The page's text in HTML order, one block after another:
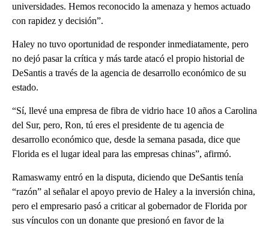
universidades. Hemos reconocido la amenaza y hemos actuado
con rapidez y decisión”.
Haley no tuvo oportunidad de responder inmediatamente, pero
no dejó pasar la crítica y más tarde atacó el propio historial de
DeSantis a través de la agencia de desarrollo económico de su
estado.
“Sí, llevé una empresa de fibra de vidrio hace 10 años a Carolina
del Sur, pero, Ron, tú eres el presidente de tu agencia de
desarrollo económico que, desde la semana pasada, dice que
Florida es el lugar ideal para las empresas chinas”, afirmó.
Ramaswamy entró en la disputa, diciendo que DeSantis tenía
“razón” al señalar el apoyo previo de Haley a la inversión china,
pero el empresario pasó a criticar al gobernador de Florida por
sus vínculos con un donante que presionó en favor de la